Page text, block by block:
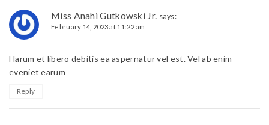
Miss Anahi Gutkowski Jr. says:
February 14, 2023 at 11:22 am
Harum et libero debitis ea aspernatur vel est. Vel ab enim
eveniet earum
Reply